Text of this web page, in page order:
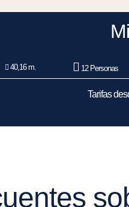
40,16 m. 12 Personas
Tarifas